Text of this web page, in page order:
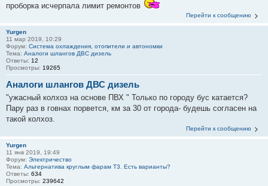
проборка исчерпала лимит ремонтов
Перейти к сообщению
Yurgen
11 мар 2019, 10:29
Форум: Система охлаждения, отопители и автономки
Тема: Аналоги шлангов ДВС дизель
Ответы: 12
Просмотры: 19265
Аналоги шлангов ДВС дизель
"ужасный колхоз на основе ПВХ " Только по городу бус катается?
Пару раз в говнах порвется, км за 30 от города- будешь согласен на
такой колхоз.
Перейти к сообщению
Yurgen
11 янв 2019, 19:49
Форум: Электричество
Тема: Альтернатива круглым фарам Т3. Есть варианты?
Ответы: 634
Просмотры: 239642